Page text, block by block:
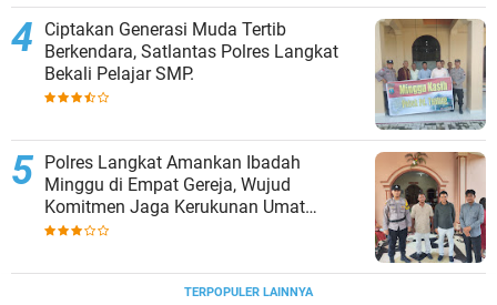
Ciptakan Generasi Muda Tertib
Berkendara, Satlantas Polres Langkat
Bekali Pelajar SMP.
Polres Langkat Amankan Ibadah
Minggu di Empat Gereja, Wujud
Komitmen Jaga Kerukunan Umat
Beragama.
TERPOPULER LAINNYA